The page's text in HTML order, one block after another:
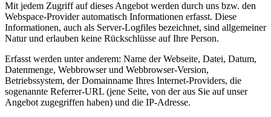
Mit jedem Zugriff auf dieses Angebot werden durch uns bzw. den
Webspace-Provider automatisch Informationen erfasst. Diese
Informationen, auch als Server-Logfiles bezeichnet, sind allgemeiner
Natur und erlauben keine Rückschlüsse auf Ihre Person.
Erfasst werden unter anderem: Name der Webseite, Datei, Datum,
Datenmenge, Webbrowser und Webbrowser-Version,
Betriebssystem, der Domainname Ihres Internet-Providers, die
sogenannte Referrer-URL (jene Seite, von der aus Sie auf unser
Angebot zugegriffen haben) und die IP-Adresse.